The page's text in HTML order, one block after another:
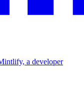
a developer